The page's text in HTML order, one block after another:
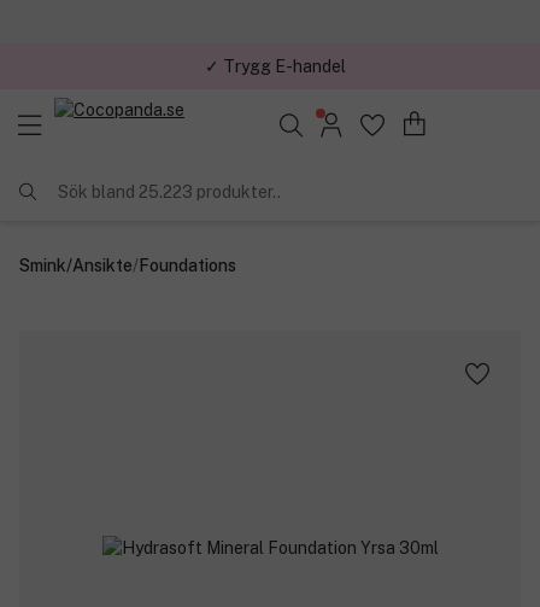
✓ Trygg E-handel
Sök bland 25.223 produkter..
Smink/Ansikte/Foundations